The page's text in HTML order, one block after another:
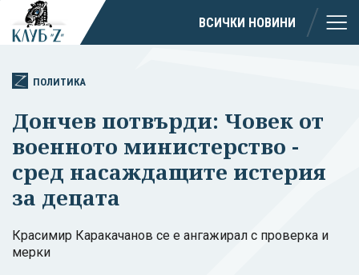
ВСИЧКИ НОВИНИ
ПОЛИТИКА
Дончев потвърди: Човек от
военното министерство -
сред насаждащите истерия
за децата
Красимир Каракачанов се е ангажирал с проверка и
мерки